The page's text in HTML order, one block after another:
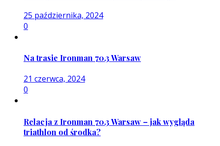
25 października, 2024
0
Na trasie Ironman 70.3 Warsaw
21 czerwca, 2024
0
Relacja z Ironman 70.3 Warsaw – jak wygląda
triathlon od środka?